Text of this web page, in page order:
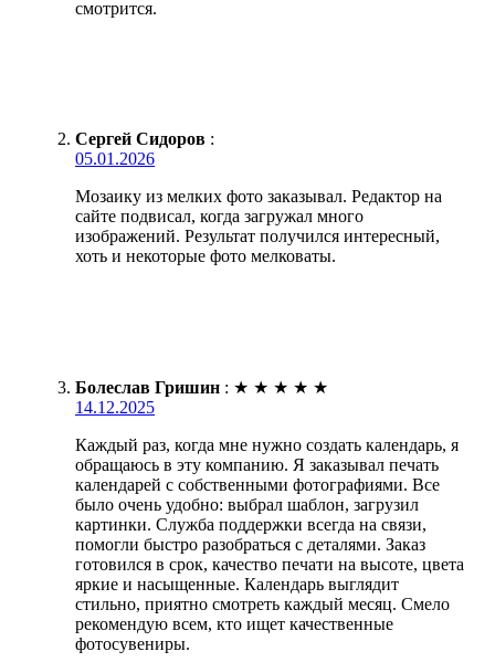
смотрится.
Сергей Сидоров :
05.01.2026
Мозаику из мелких фото заказывал. Редактор на
сайте подвисал, когда загружал много
изображений. Результат получился интересный,
хоть и некоторые фото мелковаты.
Болеслав Гришин : ★ ★ ★ ★ ★
14.12.2025
Каждый раз, когда мне нужно создать календарь, я
обращаюсь в эту компанию. Я заказывал печать
календарей с собственными фотографиями. Все
было очень удобно: выбрал шаблон, загрузил
картинки. Служба поддержки всегда на связи,
помогли быстро разобраться с деталями. Заказ
готовился в срок, качество печати на высоте, цвета
яркие и насыщенные. Календарь выглядит
стильно, приятно смотреть каждый месяц. Смело
рекомендую всем, кто ищет качественные
фотосувениры.